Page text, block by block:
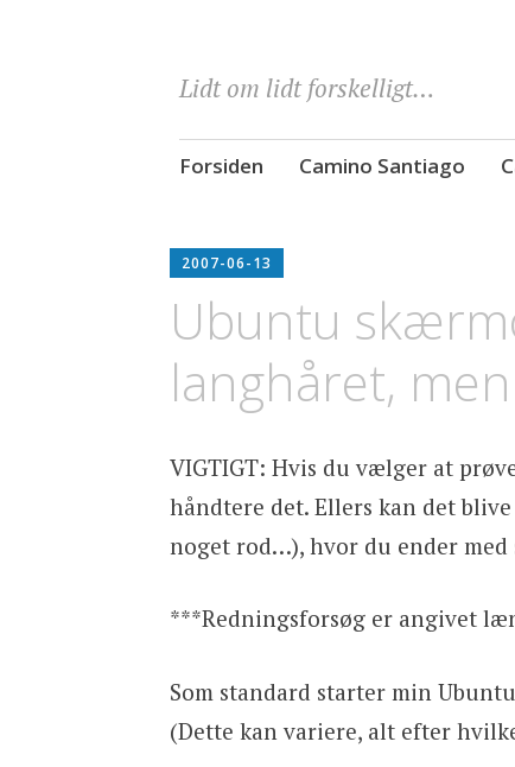
Lidt om lidt forskelligt…
Skip
Forsiden Camino Santiago
2007-06-13
Ubuntu
langhåret,
VIGTIGT: Hvis du vælger at
håndtere det. Ellers kan det
noget rod…), hvor du ender
***Redningsforsøg er angivet
Som standard starter min
(Dette kan variere, alt efter